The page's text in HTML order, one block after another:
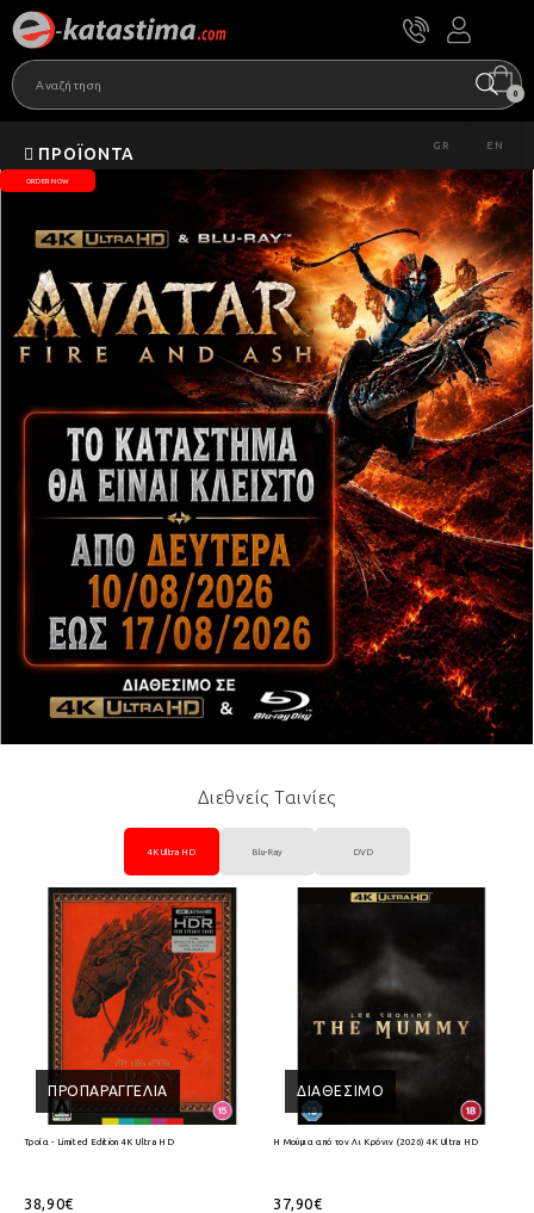
0
ΠΡΟΪΌΝΤΑ GR EN
ORDER NOW
Διεθνείς Ταινίες
4K Ultra HD Blu-Ray DVD
ΠΡΟΠΑΡΑΓΓΕΛΊΑ
Τροία - Limited Edition 4K Ultra HD
38,90€
ΔΙΑΘΈΣΙΜΟ
Η Μούμια από τον Λι Κρόνιν (2026) 4K Ultra HD
37,90€